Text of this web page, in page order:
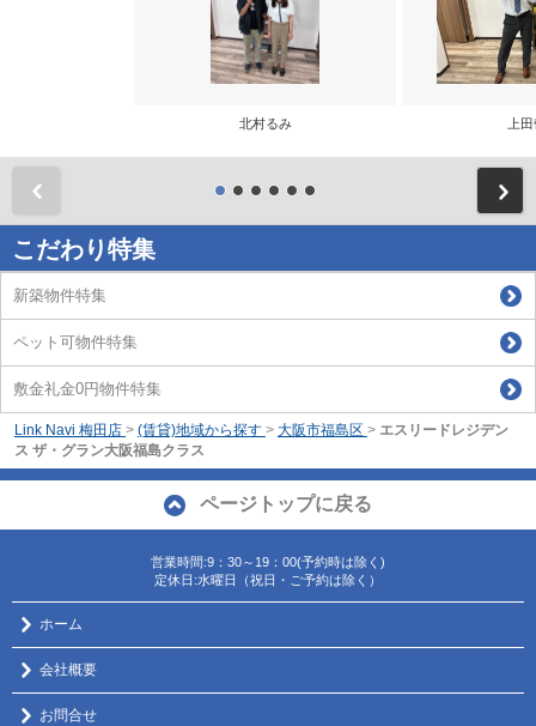
北村るみ 上
こだわり特集
新築物件特集
ペット可物件特集
敷金礼金0円物件特集
Link Navi 梅田店 > (賃貸)地域から探す > 大阪市福島区 > エスリードレジデン
ス ザ・グラン大阪福島クラス
ページトップに戻る
営業時間:9：30～19：00(予約時は除く)
定休日:水曜日（祝日・ご予約は除く）
ホーム
会社概要
お問合せ